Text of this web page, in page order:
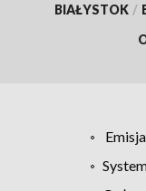
BIAŁYSTOK /